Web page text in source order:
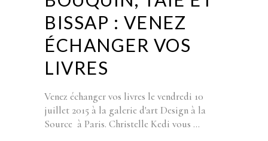
BISSAP : VENEZ
ÉCHANGER VOS
LIVRES
Venez échanger vos livres le vendredi 10
juillet 2015 à la galerie d'art Design à la
Source à Paris. Christelle Kedi vous